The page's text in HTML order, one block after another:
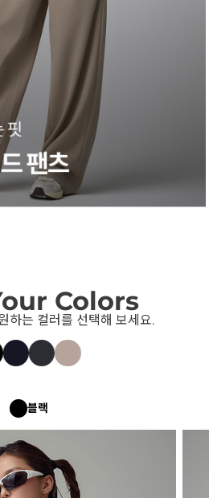
Colors
하는 컬러를 선택해 보세요.
블랙